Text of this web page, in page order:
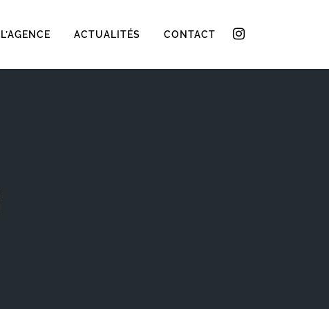
L’AGENCE ACTUALITÉS CONTACT